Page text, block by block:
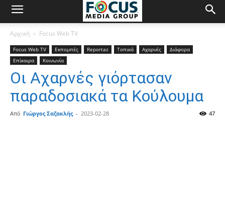
Αρχική Focus Web TV
Focus Web TV Εκπομπές Reportaz Τοπικά Αχαρνές
Διάφορα
Επίκαιρα
Κοινωνία
Οι Αχαρνές γιόρτασαν
παραδοσιακά τα Κούλουμα
Από Γιώργος Σαζακλής - 2023-02-28 47